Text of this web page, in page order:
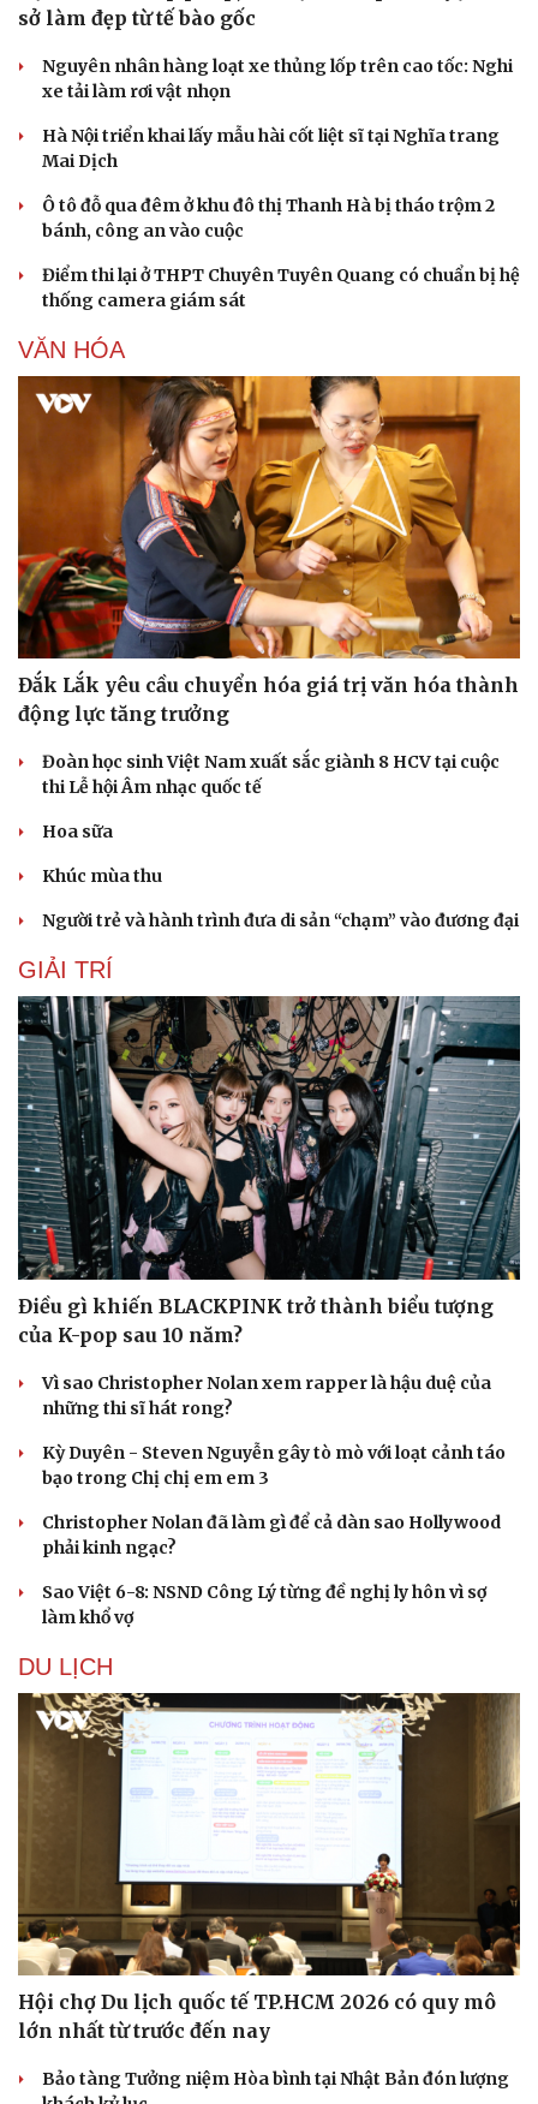
Văn hóa
Sân khấu - Điện ảnh
Văn học
Âm nhạc
Di sản
Giải trí
Thời trang
Sao Việt
sở làm đẹp từ tế bào gốc
Nguyên nhân hàng loạt xe thủng lốp trên cao tốc: Nghi
xe tải làm rơi vật nhọn
Hà Nội triển khai lấy mẫu hài cốt liệt sĩ tại Nghĩa trang
Mai Dịch
Ô tô đỗ qua đêm ở khu đô thị Thanh Hà bị tháo trộm 2
bánh, công an vào cuộc
Điểm thi lại ở THPT Chuyên Tuyên Quang có chuẩn bị hệ
thống camera giám sát
VĂN HÓA
Đắk Lắk yêu cầu chuyển hóa giá trị văn hóa thành
động lực tăng trưởng
Đoàn học sinh Việt Nam xuất sắc giành 8 HCV tại cuộc
thi Lễ hội Âm nhạc quốc tế
Hoa sữa
Khúc mùa thu
Người trẻ và hành trình đưa di sản “chạm” vào đương đại
GIẢI TRÍ
Điều gì khiến BLACKPINK trở thành biểu tượng
của K-pop sau 10 năm?
Vì sao Christopher Nolan xem rapper là hậu duệ của
những thi sĩ hát rong?
Kỳ Duyên - Steven Nguyễn gây tò mò với loạt cảnh táo
bạo trong Chị chị em em 3
Christopher Nolan đã làm gì để cả dàn sao Hollywood
phải kinh ngạc?
Sao Việt 6-8: NSND Công Lý từng đề nghị ly hôn vì sợ
làm khổ vợ
DU LỊCH
Hội chợ Du lịch quốc tế TP.HCM 2026 có quy mô
lớn nhất từ trước đến nay
Bảo tàng Tưởng niệm Hòa bình tại Nhật Bản đón lượng